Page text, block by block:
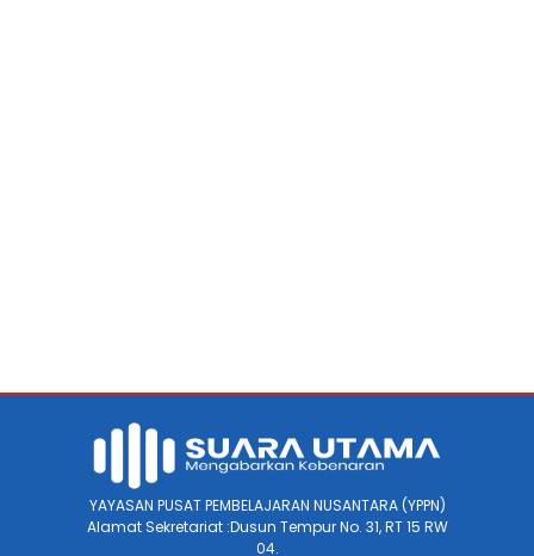
YAYASAN PUSAT PEMBELAJARAN NUSANTARA (YPPN)
Alamat Sekretariat :Dusun Tempur No. 31, RT 15 RW
04.